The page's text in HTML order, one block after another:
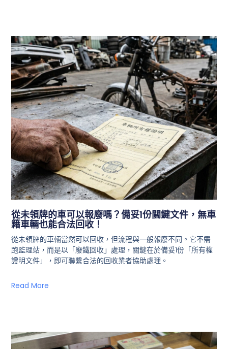
從未領牌的車可以報廢嗎？備妥1份關鍵文件，無車
籍車輛也能合法回收！
從未領牌的車輛當然可以回收，但流程與一般報廢不同。它不需
跑監理站，而是以「廢鐵回收」處理，關鍵在於備妥1份「所有權
證明文件」，即可聯繫合法的回收業者協助處理。
Read More